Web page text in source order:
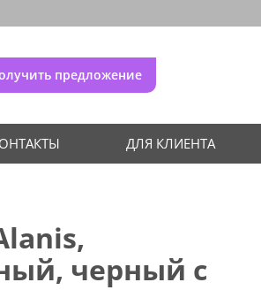
предложение
ДЛЯ КЛИЕНТА
черный с